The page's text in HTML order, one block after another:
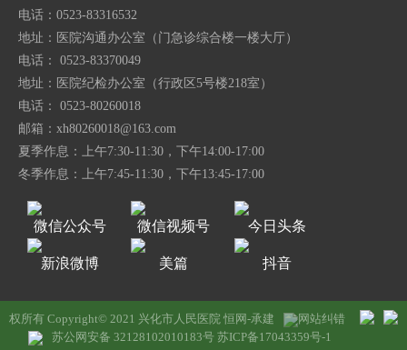
电话：0523-83316532
地址：医院沟通办公室（门急诊综合楼一楼大厅）
电话： 0523-83370049
地址：医院纪检办公室（行政区5号楼218室）
电话： 0523-80260018
邮箱： xh80260018@163.com
夏季作息：上午7:30-11:30，下午14:00-17:00
冬季作息：上午7:45-11:30，下午13:45-17:00
微信公众号 微信视频号 今日头条
新浪微博 美篇 抖音
权所有 Copyright© 2021 兴化市人民医院 恒网-承建
网站纠错
苏公网安备 32128102010183号 苏ICP备17043359号-1